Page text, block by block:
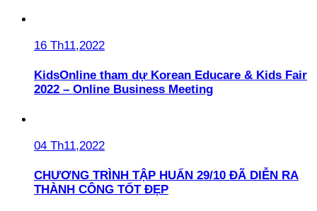
16 Th11,2022
KidsOnline tham dự Korean Educare & Kids Fair
2022 – Online Business Meeting
04 Th11,2022
CHƯƠNG TRÌNH TẬP HUẤN 29/10 ĐÃ DIỄN RA
THÀNH CÔNG TỐT ĐẸP